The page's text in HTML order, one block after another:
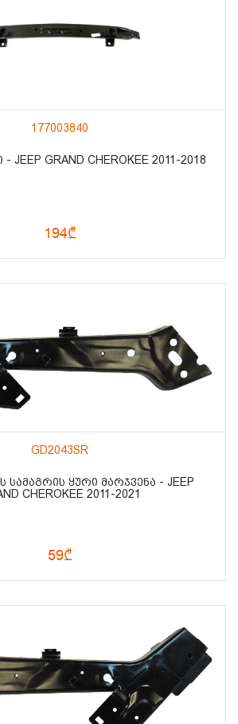
177003840
JEEP GRAND CHEROKEE 2011-2018
194₾
GD2043SR
ᲧᲣᲠᲘ ᲛᲐᲠᲯᲕᲔᲜᲐ - JEEP
CHEROKEE 2011-2021
59₾